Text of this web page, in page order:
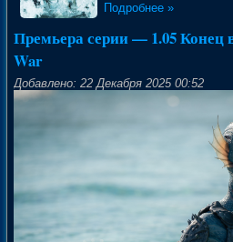
Подробнее »
Премьера серии — 1.05 Конец
War
Добавлено: 22 Декабря 2025 00:52